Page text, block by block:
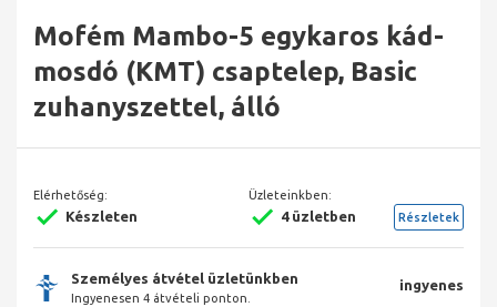
Mofém Mambo-5 egykaros kád-
mosdó (KMT) csaptelep, Basic
zuhanyszettel, álló
Elérhetőség:
Készleten
Üzleteinkben:
4 üzletben Részletek
Személyes átvétel üzletünkben
Ingyenesen 4 átvételi ponton.
ingyenes